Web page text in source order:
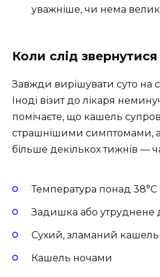
уважніше, чи нема
Коли слід
Завжди вирішувати суто на
Іноді візит до лікаря
помічаєте, що кашель
страшнішими симптомами,
більше декількох тижнів —
Температура понад 38°C
Задишка або утруднене
Сухий, зламаний кашель
Кашель ночами